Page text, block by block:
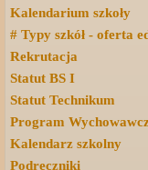
Kalendarium szkoły
# Typy szkół - oferta
Rekrutacja
Statut BS I
Statut Technikum
Program
Kalendarz szkolny
Podręczniki